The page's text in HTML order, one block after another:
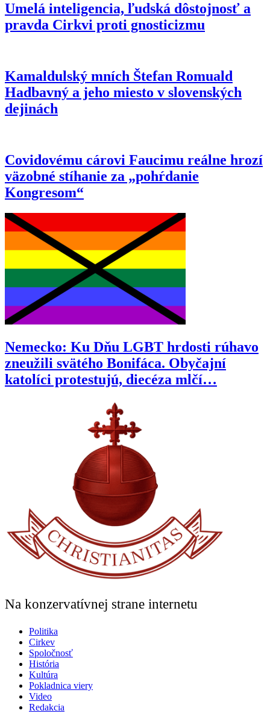
Umelá inteligencia, ľudská dôstojnosť a
pravda Cirkvi proti gnosticizmu
Kamaldulský mních Štefan Romuald
Hadbavný a jeho miesto v slovenských
dejinách
Covidovému cárovi Faucimu reálne hrozí
väzobné stíhanie za „pohŕdanie
Kongresom“
Nemecko: Ku Dňu LGBT hrdosti rúhavo
zneužili svätého Bonifáca. Obyčajní
katolíci protestujú, diecéza mlčí…
Na konzervatívnej strane internetu
Politika
Cirkev
Spoločnosť
História
Kultúra
Pokladnica viery
Video
Redakcia